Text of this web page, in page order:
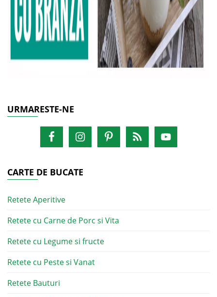
URMARESTE-NE
CARTE DE BUCATE
Retete Aperitive
Retete cu Carne de Porc si Vita
Retete cu Legume si fructe
Retete cu Peste si Vanat
Retete Bauturi